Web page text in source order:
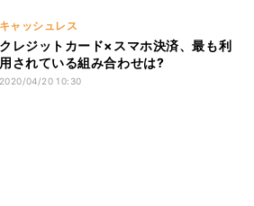
キャッシュレス
クレジットカード×スマホ決済、最も利
用されている組み合わせは?
2020/04/20 10:30